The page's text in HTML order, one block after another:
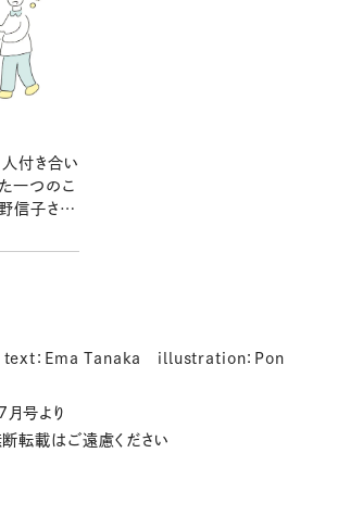
人付き合い
一つのこ
信子さん
：Ema Tanaka illustration：Pon
号より
転載はご遠慮ください